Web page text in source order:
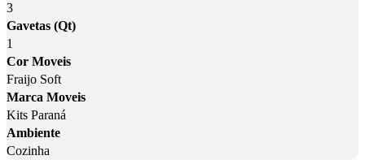
3
Gavetas (Qt)
1
Cor Moveis
Fraijo Soft
Marca Moveis
Kits Paraná
Ambiente
Cozinha